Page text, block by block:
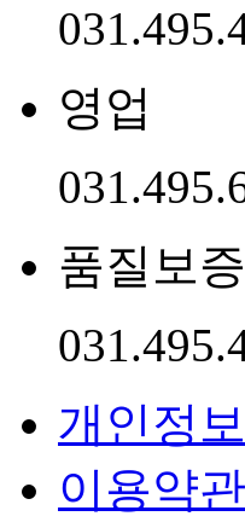
영업
품질보증
개인정
이용약관